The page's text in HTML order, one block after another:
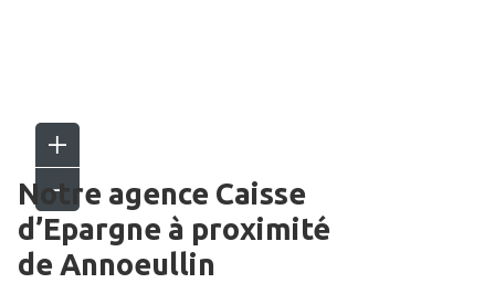
Notre agence Caisse
d’Epargne à proximité
de Annoeullin